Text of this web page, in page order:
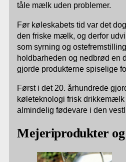
tåle mælk uden problemer.
Før køleskabets tid var det
den friske mælk, og derfor
som syrning og
holdbarheden og nedbrød en
gjorde produkterne spiselige
Først i det 20. århundrede
køleteknologi frisk drikkemælk
almindelig fødevare i den
Mejeriprodukter